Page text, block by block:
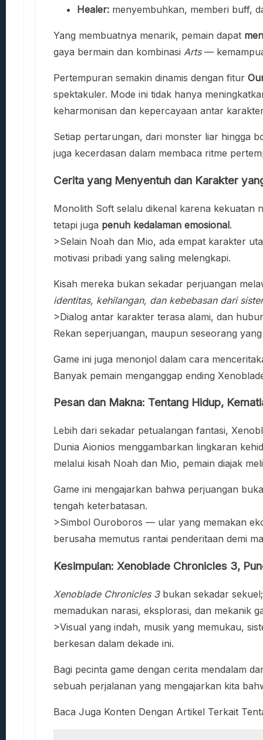
Healer: menyembuhkan, memberi buff,
Yang membuatnya menarik, pemain dapat
gaya bermain dan kombinasi Arts—
Pertempuran semakin dinamis dengan fitur
spektakuler. Mode ini tidak hanya
keharmonisan dan kepercayaan antar
Setiap pertarungan, dari monster liar hingga
juga kecerdasan dalam membaca ritme
Cerita yang Menyentuh dan Karakter
Monolith Soft selalu dikenal karena kekuatan
tetapi juga penuh kedalaman emosional.
>Selain Noah dan Mio, ada empat karakter
motivasi pribadi yang saling melengkapi.
Kisah mereka bukan sekadar perjuangan
identitas, kehilangan, dan kebebasan dari
>Dialog antar karakter terasa alami, dan
Rekan seperjuangan, maupun seseorang
Game ini juga menonjol dalam cara
Banyak pemain menganggap ending
Pesan dan Makna: Tentang Hidup,
Lebih dari sekadar petualangan fantasi,
Dunia Aionios menggambarkan lingkaran
melalui kisah Noah dan Mio, pemain diajak
Game ini mengajarkan bahwa perjuangan
tengah keterbatasan.
>Simbol Ouroboros — ular yang memakan
berusaha memutus rantai penderitaan demi
Kesimpulan: Xenoblade Chronicles 3,
Xenoblade Chronicles 3bukan sekadar
memadukan narasi, eksplorasi, dan mekanik
>Visual yang indah, musik yang memukau,
berkesan dalam dekade ini.
Bagi pecinta game dengan cerita mendalam
sebuah perjalanan yang mengajarkan kita
Baca Juga Konten Dengan Artikel Terkait